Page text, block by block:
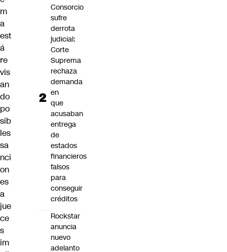
m
a
est
á
re
vis
an
do
po
sib
les
sa
nci
on
es
a
jue
ce
s
im
Consorcio
sufre
derrota
judicial:
Corte
Suprema
rechaza
demanda
en
que
acusaban
entrega
de
estados
financieros
falsos
para
conseguir
créditos
Rockstar
anuncia
nuevo
adelanto